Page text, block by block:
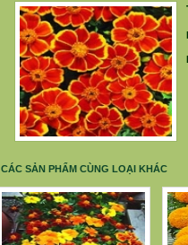
CÁC SẢN PHẨM CÙNG LOẠI KHÁC